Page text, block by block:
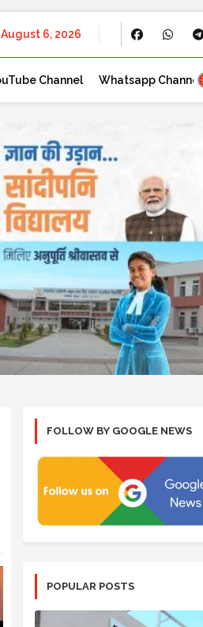
August 6, 2026
Channel Whatsapp Channel
FOLLOW BY GOOGLE NEWS
POPULAR POSTS